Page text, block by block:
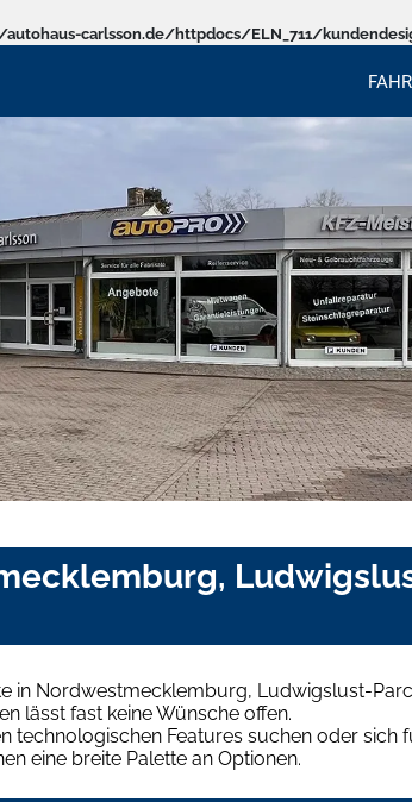
carlsson.de/httpdocs/ELN_711/
in Nordwestmecklemburg, Ludwigslust-
lässt fast keine Wünsche offen.
technologischen Features suchen oder
eine breite Palette an Optionen.